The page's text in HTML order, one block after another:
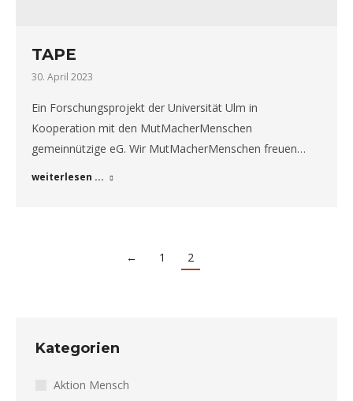
TAPE
30. April 2023
Ein Forschungsprojekt der Universität Ulm in
Kooperation mit den MutMacherMenschen
gemeinnützige eG. Wir MutMacherMenschen freuen…
weiterlesen ...
← 1 2
Kategorien
Aktion Mensch